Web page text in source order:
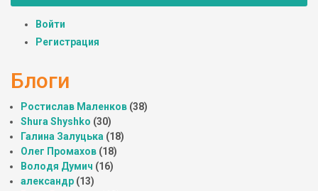
Войти
Регистрация
Блоги
Ростислав Маленков (38)
Shura Shyshko (30)
Галина Залуцька (18)
Олег Промахов (18)
Володя Думич (16)
александр (13)